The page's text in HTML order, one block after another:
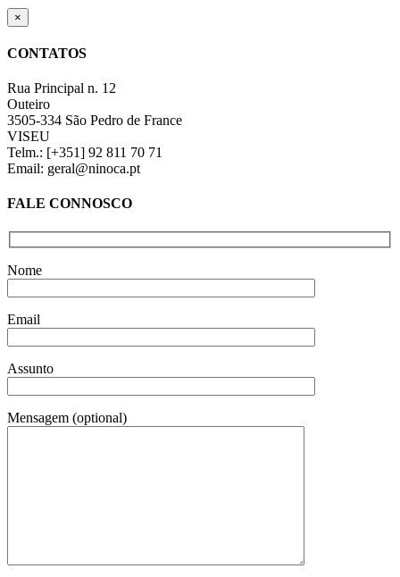
Close
product
view
×
CONTATOS
Rua Principal n. 12
Outeiro
3505-334 São Pedro de France
VISEU
Telm.: [+351] 92 811 70 71
Email: geral@ninoca.pt
FALE CONNOSCO
Nome
Email
Assunto
Mensagem (optional)